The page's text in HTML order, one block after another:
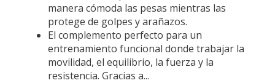
manera cómoda las pesas mientras las
protege de golpes y arañazos.
El complemento perfecto para un
entrenamiento funcional donde trabajar la
movilidad, el equilibrio, la fuerza y la
resistencia. Gracias a...